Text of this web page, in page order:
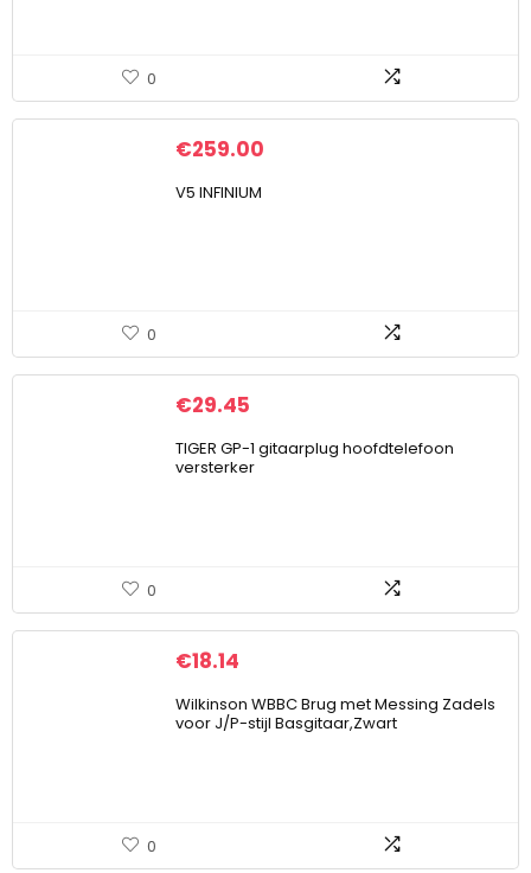
0
€259.00
V5 INFINIUM
0
€29.45
TIGER GP-1 gitaarplug hoofdtelefoon
versterker
0
€18.14
Wilkinson WBBC Brug met Messing Zadels
voor J/P-stijl Basgitaar,Zwart
0